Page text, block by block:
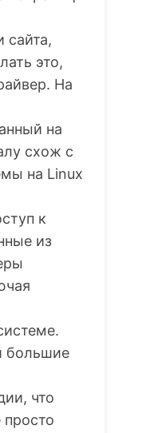
сайта,
это,
На
на
схож с
на Linux
к
из
большие
что
просто